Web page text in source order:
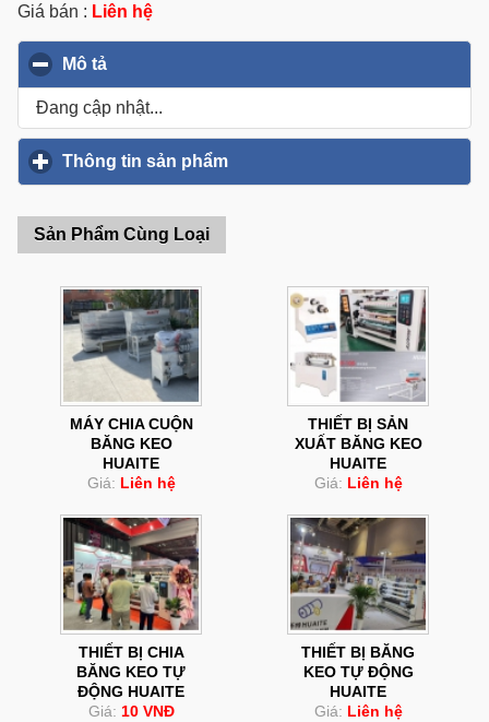
Giá bán : Liên hệ
Mô tả
Đang cập nhật...
Thông tin sản phẩm
Sản Phẩm Cùng Loại
MÁY CHIA CUỘN
BĂNG KEO
HUAITE
Giá: Liên hệ
THIẾT BỊ SẢN
XUẤT BĂNG KEO
HUAITE
Giá: Liên hệ
THIẾT BỊ CHIA
BĂNG KEO TỰ
ĐỘNG HUAITE
Giá: 10 VNĐ
THIẾT BỊ BĂNG
KEO TỰ ĐỘNG
HUAITE
Giá: Liên hệ